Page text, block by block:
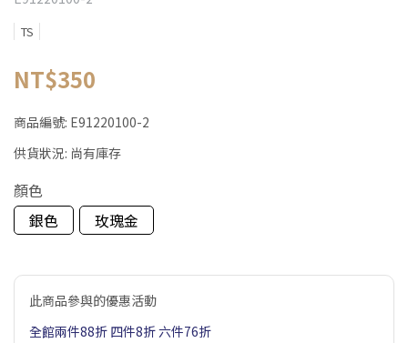
TS
NT$350
商品編號: E91220100-2
供貨狀況: 尚有庫存
顏色
銀色
玫瑰金
此商品參與的優惠活動
全館兩件88折 四件8折 六件76折